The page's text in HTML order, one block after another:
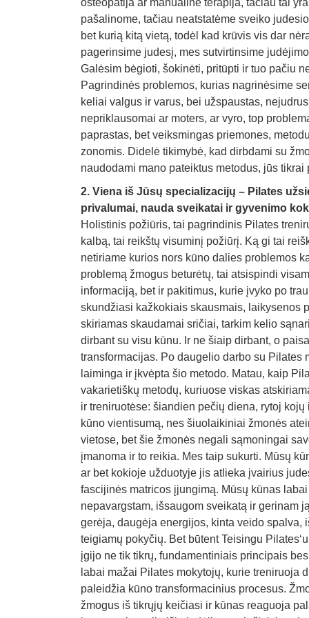
osteopatija ar manualinė terapija, tačiau tai
pašalinome, tačiau neatstatėme sveiko
bet kurią kitą vietą, todėl kad krūvis vis dar
pagerinsime judesį, mes sutvirtinsime
Galėsim bėgioti, šokinėti, pritūpti ir tuo pačiu
Pagrindinės problemos, kurias nagrinėsime
keliai valgus ir varus, bei užspaustas,
nepriklausomai ar moters, ar vyro, top
paprastas, bet veiksmingas priemones,
zonomis. Didelė tikimybė, kad dirbdami su
naudodami mano pateiktus metodus, jūs
2. Viena iš Jūsų specializacijų – Pilates
privalumai, nauda sveikatai ir gyvenimo
Holistinis požiūris, tai pagrindinis Pilates
kalbą, tai reikštų visuminį požiūrį. Ką gi tai
netiriame kurios nors kūno dalies problemos
problemą žmogus beturėtų, tai atsispindi
informaciją, bet ir pakitimus, kurie įvyko po
skundžiasi kažkokiais skausmais, laikysenos
skiriamas skaudamai sričiai, tarkim kelio
dirbant su visu kūnu. Ir ne šiaip dirbant, o
transformacijas. Po daugelio darbo su Pilates
laiminga ir įkvėpta šio metodo. Matau, kaip
vakarietiškų metodų, kuriuose viskas
ir treniruotėse: šiandien pečių diena, rytoj
kūno vientisumą, nes šiuolaikiniai žmonės
vietose, bet šie žmonės negali sąmoningai
įmanoma ir to reikia. Mes taip sukurti. Mūsų
ar bet kokioje užduotyje jis atlieka įvairius
fascijinės matricos įjungimą. Mūsų kūnas
nepavargstam, išsaugom sveikatą ir gerinam
gerėja, daugėja energijos, kinta veido spalva,
teigiamų pokyčių. Bet būtent Teisingu
įgijo ne tik tikrų, fundamentiniais principais
labai mažai Pilates mokytojų, kurie treniruoja
paleidžia kūno transformacinius procesus.
žmogus iš tikrųjų keičiasi ir kūnas reaguoja